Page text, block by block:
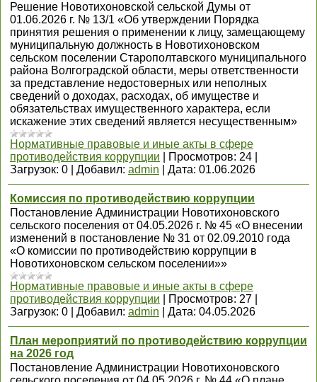
Решение Новотихоновской сельской Думы от
01.06.2026 г. № 13/1 «Об утверждении Порядка
принятия решения о применении к лицу, замещающему
муниципальную должность в Новотихоновском
сельском поселении Старополтавского муниципального
района Волгоградской области, меры ответственности
за представление недостоверных или неполных
сведений о доходах, расходах, об имуществе и
обязательствах имущественного характера, если
искажение этих сведений является несущественным»
Нормативные правовые и иные акты в сфере
противодействия коррупции
Просмотров: 24
Загрузок: 0 Добавил: admin Дата: 01.06.2026
Комиссия по противодействию коррупции
Постановление Администрации Новотихоновского
сельского поселения от 04.05.2026 г. № 45 «О внесении
изменений в постановление № 31 от 02.09.2010 года
«О комиссии по противодействию коррупции в
Новотихоновском сельском поселении»»
Нормативные правовые и иные акты в сфере
противодействия коррупции
Просмотров: 27
Загрузок: 0 Добавил: admin Дата: 04.05.2026
План мероприятий по противодействию коррупции
на 2026 год
Постановление Администрации Новотихоновского